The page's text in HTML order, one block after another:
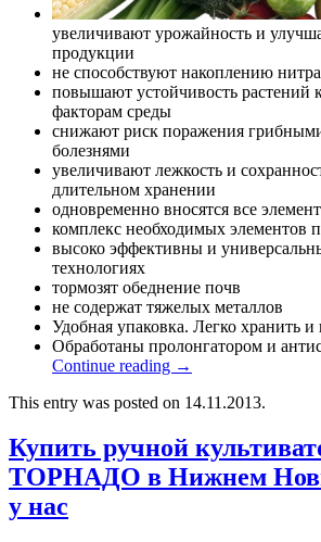
увеличивают урожайность и
продукции
не способствуют накоплению
повышают устойчивость растений
факторам среды
снижают риск поражения
болезнями
увеличивают лежкость и
длительном хранении
одновременно вносятся все
комплекс необходимых элементов
высоко эффективны и
технологиях
тормозят обеднение почв
не содержат тяжелых металлов
Удобная упаковка. Легко хранить и
Обработаны пролонгатором и
Continue reading →
This entry was posted on 14.11.2013.
Купить ручной
ТОРНАДО в Нижнем
у нас